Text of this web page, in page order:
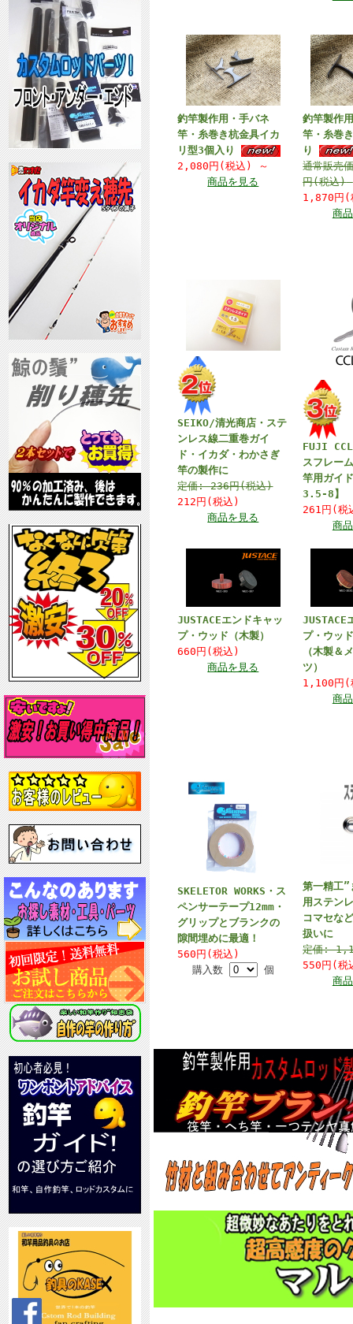
釣竿製作用・手バネ
竿・糸巻き杭金具イカ
リ型3個入り
2,080円(税込)
～
商品を見る
釣竿製作
竿・糸巻
り
通常販売
円(税込)
1,870円
商
SEIKO/清光商店・ステ
ンレス線二重巻ガイ
ド・イカダ・わかさぎ
竿の製作に
定価:236円(税込)
212円(税込)
商品を見る
FUJI
スフレー
竿用ガイ
3.5-8】
261円(
商
JUSTACEエンドキャッ
プ・ウッド（木製）
660円(税込)
商品を見る
JUSTACE
プ・ウッ
（木製＆
ツ）
1,100円(
商
SKELETOR WORKS・ス
ペンサーテープ12mm・
グリップとブランクの
隙間埋めに最適！
560円(税込)
購入数
個
第一精工”
用ステン
コマセな
扱いに
定価:
550円(税
商